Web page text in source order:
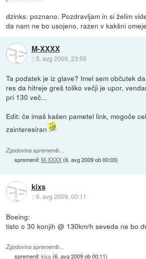
dzinks: poznano. Pozdravljam in si želim
da nam ne bo usojeno, razen v kakšni
M-XXXX
:: 5. avg 2009, 23:59
Ta podatek je iz glave? Imel sem občutek
res da hitreje greš toliko večji je upor,
pri 130 več...
Edit: če imaš kašen pametel link, mogoče
zainteresiran
Zgodovina sprememb…
spremenil:M-XXXX(6. avg 2009 ob 00:03)
kixs
::6. avg 2009, 00:11
Boeing:
tisto o 30 konjih @ 130km/h seveda ne bo
Zgodovina sprememb…
spremenil:kixs (6. avg 2009 ob 00:11)